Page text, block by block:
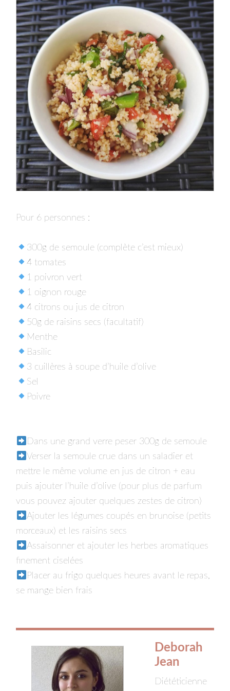
Pour 6 personnes : ⁣
300g de semoule (complète c’est mieux)⁣
4 tomates⁣
1 poivron vert⁣
1 oignon rouge⁣
4 citrons ou jus de citron⁣
50g de raisins secs (facultatif)⁣
Menthe⁣
Basilic⁣
3 cuillères à soupe d’huile d’olive⁣
Sel⁣
Poivre⁣
Dans une grand verre peser 300g de semoule⁣
Verser la semoule crue dans un saladier et
mettre le même volume en jus de citron + eau
puis ajouter l’huile d’olive (pour plus de parfum
vous pouvez ajouter quelques zestes de citron)⁣
Ajouter les légumes coupés en brunoise (petits
morceaux) et les raisins secs⁣
Assaisonner et ajouter les herbes aromatiques
finement ciselées⁣
Placer au frigo quelques heures avant le repas,
se mange bien frais⁣
Deborah
Jean
Diététicienne